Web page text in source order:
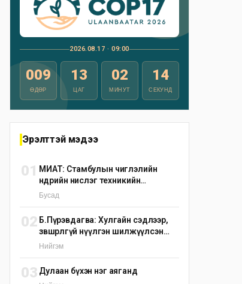
2026.08.17 · 09:00
009
ӨДӨР
13
ЦАГ
02
МИНУТ
13
СЕКУНД
Эрэлттэй мэдээ
01 МИАТ: Стамбулын чиглэлийн
өнөөдрийн нислэг техникийн
шалтгаанаар цуцлагдлаа
Бусад
02 Б.Пүрэвдагва: Хулгайн сэдлээр,
зөвшөөрөлгүй нүүлгэн шилжүүлсэн
С.Зоригийн хөшөөг өнөөдрийн дотор
Нийгэм
03 Дулаан бүхэн нэг аяганд